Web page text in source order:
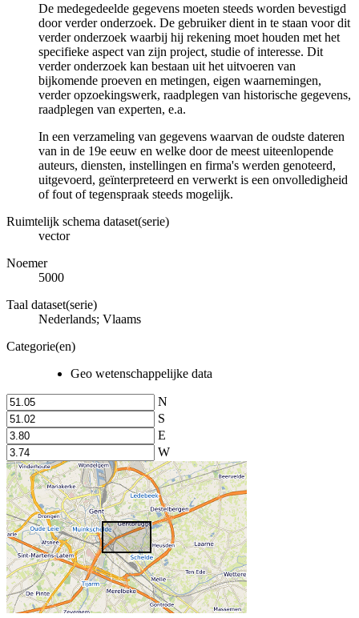
De medegedeelde gegevens moeten steeds worden bevestigd
door verder onderzoek. De gebruiker dient in te staan voor dit
verder onderzoek waarbij hij rekening moet houden met het
specifieke aspect van zijn project, studie of interesse. Dit
verder onderzoek kan bestaan uit het uitvoeren van
bijkomende proeven en metingen, eigen waarnemingen,
verder opzoekingswerk, raadplegen van historische gegevens,
raadplegen van experten, e.a.
In een verzameling van gegevens waarvan de oudste dateren
van in de 19e eeuw en welke door de meest uiteenlopende
auteurs, diensten, instellingen en firma's werden genoteerd,
uitgevoerd, geïnterpreteerd en verwerkt is een onvolledigheid
of fout of tegenspraak steeds mogelijk.
Ruimtelijk schema dataset(serie)
vector
Noemer
5000
Taal dataset(serie)
Nederlands; Vlaams
Categorie(en)
Geo wetenschappelijke data
N
S
E
W